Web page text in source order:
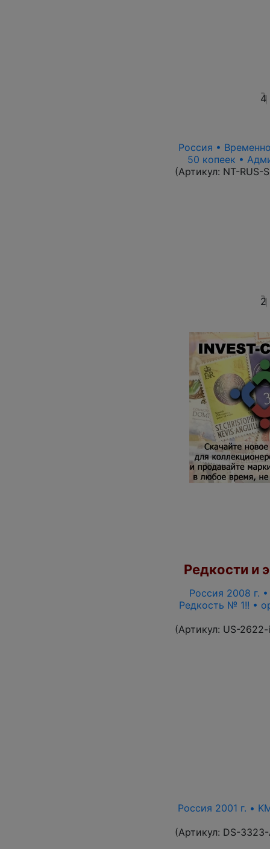
4
Россия •
50 копеек •
(Артикул: NT-RUS-
2
Редкости и
Россия 2008 г.
Редкость № 1!! •
(Артикул: US-
Россия 2001 г. •
(Артикул: DS-